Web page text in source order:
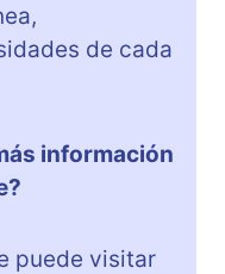
de cada
información
puede visitar